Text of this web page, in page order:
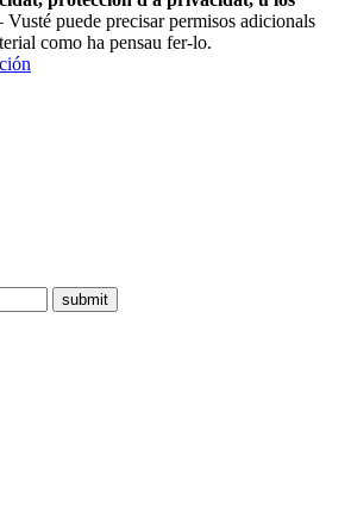
puede precisar permisos adicionals
como ha pensau fer-lo.
submit